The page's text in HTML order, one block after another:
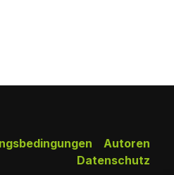
Autoren
Datenschutz